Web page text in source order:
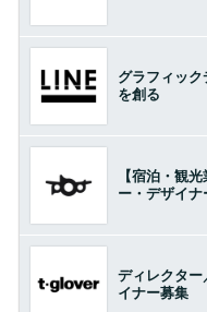
グラフィッ
を創る
【宿泊・観
ー・デザイナ
ディレクター
イナー募集